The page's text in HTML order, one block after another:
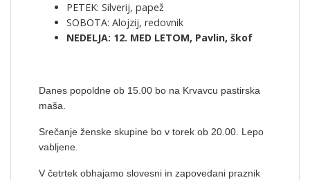
PETEK: Silverij, papež
SOBOTA: Alojzij, redovnik
NEDELJA: 12. MED LETOM, Pavlin, škof
Danes popoldne ob 15.00 bo na Krvavcu pastirska
maša.
Srečanje ženske skupine bo v torek ob 20.00. Lepo
vabljene.
V četrtek obhajamo slovesni in zapovedani praznik